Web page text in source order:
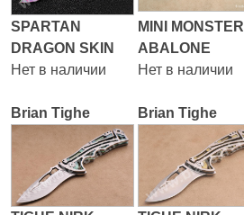
SPARTAN
DRAGON SKIN
Нет в наличии
MINI MONSTER
ABALONE
Нет в наличии
Brian Tighe Brian Tighe